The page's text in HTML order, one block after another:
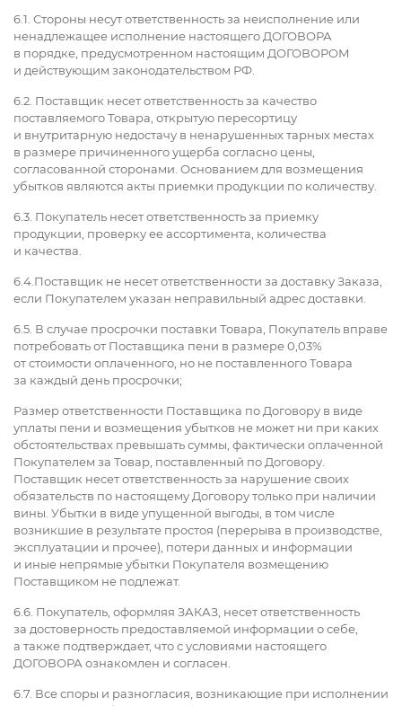
6.1. Стороны несут ответственность за неисполнение или
ненадлежащее исполнение настоящего ДОГОВОРА
в порядке, предусмотренном настоящим ДОГОВОРОМ
и действующим законодательством РФ.
6.2. Поставщик несет ответственность за качество
поставляемого Товара, открытую пересортицу
и внутритарную недостачу в ненарушенных тарных местах
в размере причиненного ущерба согласно цены,
согласованной сторонами. Основанием для возмещения
убытков являются акты приемки продукции по количеству.
6.3. Покупатель несет ответственность за приемку
продукции, проверку ее ассортимента, количества
и качества.
6.4.Поставщик не несет ответственности за доставку Заказа,
если Покупателем указан неправильный адрес доставки.
6.5. В случае просрочки поставки Товара, Покупатель вправе
потребовать от Поставщика пени в размере 0,03%
от стоимости оплаченного, но не поставленного Товара
за каждый день просрочки;
Размер ответственности Поставщика по Договору в виде
уплаты пени и возмещения убытков не может ни при каких
обстоятельствах превышать суммы, фактически оплаченной
Покупателем за Товар, поставленный по Договору.
Поставщик несет ответственность за нарушение своих
обязательств по настоящему Договору только при наличии
вины. Убытки в виде упущенной выгоды, в том числе
возникшие в результате простоя (перерыва в производстве,
эксплуатации и прочее), потери данных и информации
и иные непрямые убытки Покупателя возмещению
Поставщиком не подлежат.
6.6. Покупатель, оформляя ЗАКАЗ, несет ответственность
за достоверность предоставляемой информации о себе,
а также подтверждает, что с условиями настоящего
ДОГОВОРА ознакомлен и согласен.
6.7. Все споры и разногласия, возникающие при исполнении